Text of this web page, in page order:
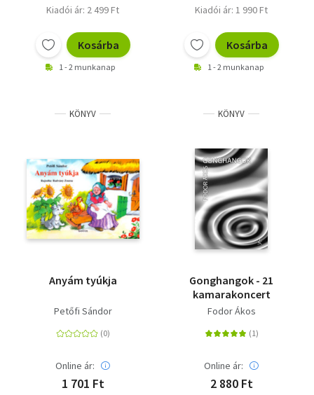
Kiadói ár: 2 499 Ft
Kosárba
1 - 2 munkanap
Kiadói ár: 1 990 Ft
Kosárba
1 - 2 munkanap
KÖNYV
Anyám tyúkja
Petőfi Sándor
Online ár:
1 701 Ft
KÖNYV
Gonghangok - 21
kamarakoncert
Fodor Ákos
Online ár:
2 880 Ft